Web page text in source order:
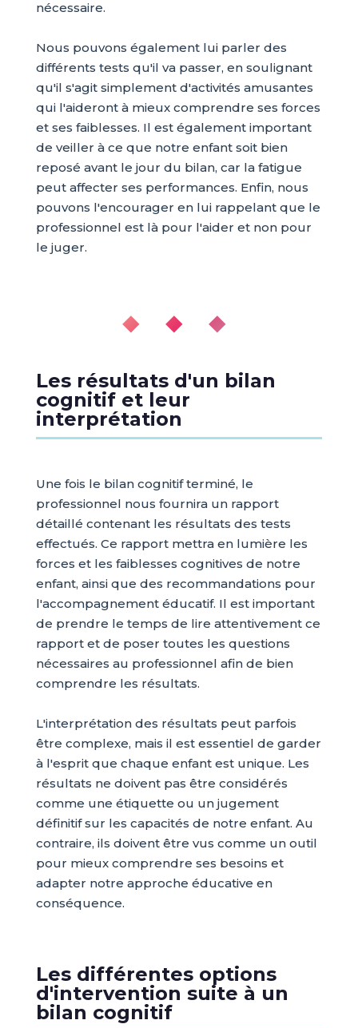
nécessaire.
Nous pouvons également lui parler des
différents tests qu'il va passer, en soulignant
qu'il s'agit simplement d'activités amusantes
qui l'aideront à mieux comprendre ses forces
et ses faiblesses. Il est également important
de veiller à ce que notre enfant soit bien
reposé avant le jour du bilan, car la fatigue
peut affecter ses performances. Enfin, nous
pouvons l'encourager en lui rappelant que le
professionnel est là pour l'aider et non pour
le juger.
◆ ◆ ◆
Les résultats d'un bilan
cognitif et leur
interprétation
Une fois le bilan cognitif terminé, le
professionnel nous fournira un rapport
détaillé contenant les résultats des tests
effectués. Ce rapport mettra en lumière les
forces et les faiblesses cognitives de notre
enfant, ainsi que des recommandations pour
l'accompagnement éducatif. Il est important
de prendre le temps de lire attentivement ce
rapport et de poser toutes les questions
nécessaires au professionnel afin de bien
comprendre les résultats.
L'interprétation des résultats peut parfois
être complexe, mais il est essentiel de garder
à l'esprit que chaque enfant est unique. Les
résultats ne doivent pas être considérés
comme une étiquette ou un jugement
définitif sur les capacités de notre enfant. Au
contraire, ils doivent être vus comme un outil
pour mieux comprendre ses besoins et
adapter notre approche éducative en
conséquence.
Les différentes options
d'intervention suite à un
bilan cognitif